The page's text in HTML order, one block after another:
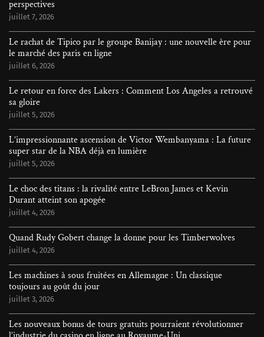
perspectives
juillet 7, 2026
Le rachat de Tipico par le groupe Banijay : une nouvelle ère pour
le marché des paris en ligne
juillet 6, 2026
Le retour en force des Lakers : Comment Los Angeles a retrouvé
sa gloire
juillet 5, 2026
L’impressionnante ascension de Victor Wembanyama : La future
super star de la NBA déjà en lumière
juillet 5, 2026
Le choc des titans : la rivalité entre LeBron James et Kevin
Durant atteint son apogée
juillet 4, 2026
Quand Rudy Gobert change la donne pour les Timberwolves
juillet 4, 2026
Les machines à sous fruitées en Allemagne : Un classique
toujours au goût du jour
juillet 3, 2026
Les nouveaux bonus de tours gratuits pourraient révolutionner